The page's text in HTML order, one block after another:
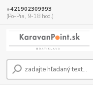
+421902309993
(Po-Pia, 9-18 hod.)